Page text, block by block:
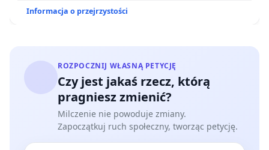
Informacja o przejrzystości
ROZPOCZNIJ WŁASNĄ PETYCJĘ
Czy jest jakaś rzecz, którą
pragniesz zmienić?
Milczenie nie powoduje zmiany.
Zapoczątkuj ruch społeczny, tworząc petycję.